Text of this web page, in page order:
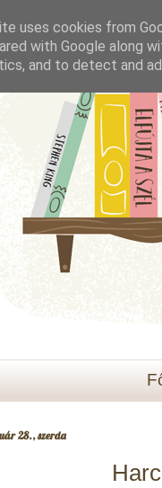
28., szerda
uses cookies from
with Google along
and to detect and